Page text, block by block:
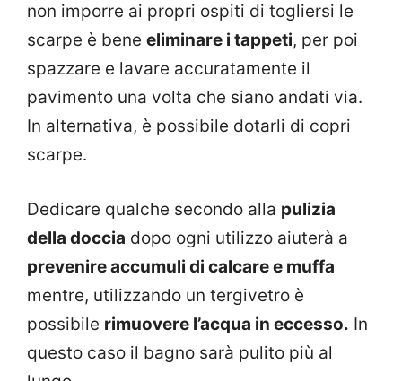
non imporre ai propri ospiti di togliersi le
scarpe è bene eliminare i tappeti, per poi
spazzare e lavare accuratamente il
pavimento una volta che siano andati via.
In alternativa, è possibile dotarli di copri
scarpe.
Dedicare qualche secondo alla pulizia
della doccia dopo ogni utilizzo aiuterà a
prevenire accumuli di calcare e muffa
mentre, utilizzando un tergivetro è
possibile rimuovere l’acqua in eccesso. In
questo caso il bagno sarà pulito più al